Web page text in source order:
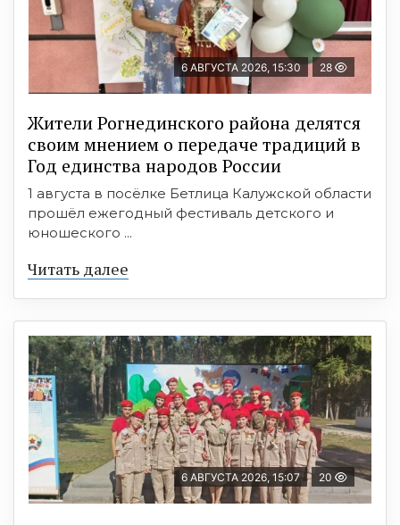
6 АВГУСТА 2026, 15:30 28
Жители Рогнединского района делятся
своим мнением о передаче традиций в
Год единства народов России
1 августа в посёлке Бетлица Калужской области
прошёл ежегодный фестиваль детского и
юношеского ...
Читать далее
6 АВГУСТА 2026, 15:07 20